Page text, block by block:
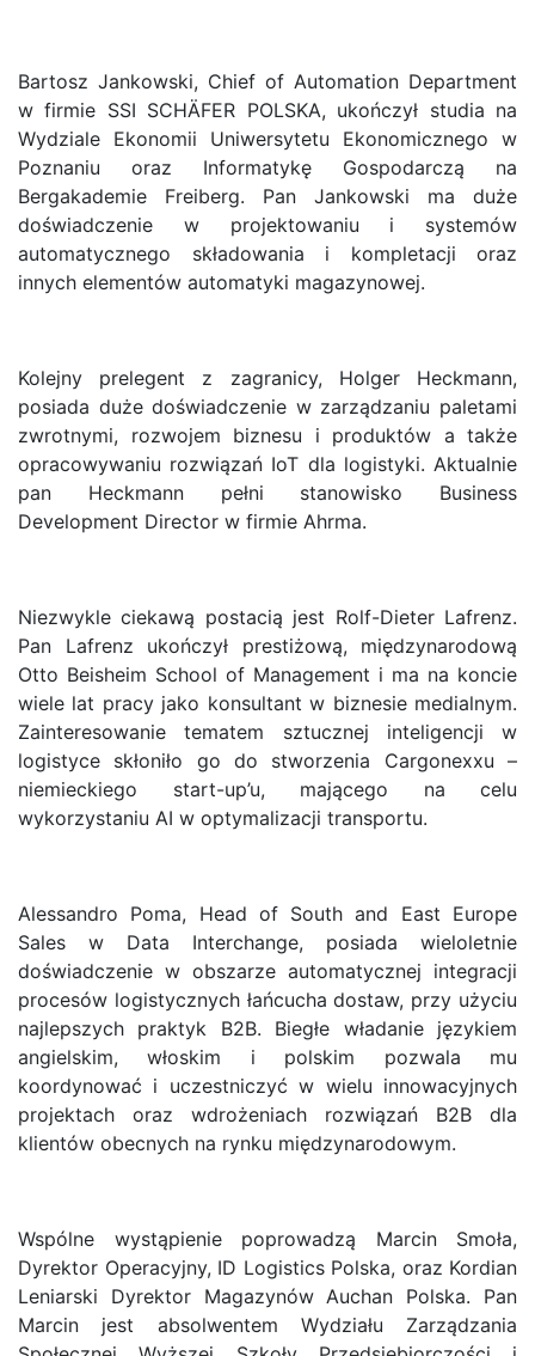
Bartosz Jankowski, Chief of Automation Department
w firmie SSI SCHÄFER POLSKA, ukończył studia na
Wydziale Ekonomii Uniwersytetu Ekonomicznego w
Poznaniu oraz Informatykę Gospodarczą na
Bergakademie Freiberg. Pan Jankowski ma duże
doświadczenie w projektowaniu i systemów
automatycznego składowania i kompletacji oraz
innych elementów automatyki magazynowej.
Kolejny prelegent z zagranicy, Holger Heckmann,
posiada duże doświadczenie w zarządzaniu paletami
zwrotnymi, rozwojem biznesu i produktów a także
opracowywaniu rozwiązań IoT dla logistyki. Aktualnie
pan Heckmann pełni stanowisko Business
Development Director w firmie Ahrma.
Niezwykle ciekawą postacią jest Rolf-Dieter Lafrenz.
Pan Lafrenz ukończył prestiżową, międzynarodową
Otto Beisheim School of Management i ma na koncie
wiele lat pracy jako konsultant w biznesie medialnym.
Zainteresowanie tematem sztucznej inteligencji w
logistyce skłoniło go do stworzenia Cargonexxu –
niemieckiego start-up’u, mającego na celu
wykorzystaniu AI w optymalizacji transportu.
Alessandro Poma, Head of South and East Europe
Sales w Data Interchange, posiada wieloletnie
doświadczenie w obszarze automatycznej integracji
procesów logistycznych łańcucha dostaw, przy użyciu
najlepszych praktyk B2B. Biegłe władanie językiem
angielskim, włoskim i polskim pozwala mu
koordynować i uczestniczyć w wielu innowacyjnych
projektach oraz wdrożeniach rozwiązań B2B dla
klientów obecnych na rynku międzynarodowym.
Wspólne wystąpienie poprowadzą Marcin Smoła,
Dyrektor Operacyjny, ID Logistics Polska, oraz Kordian
Leniarski Dyrektor Magazynów Auchan Polska. Pan
Marcin jest absolwentem Wydziału Zarządzania